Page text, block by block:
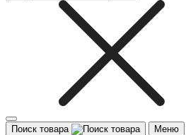
Поиск товара Меню